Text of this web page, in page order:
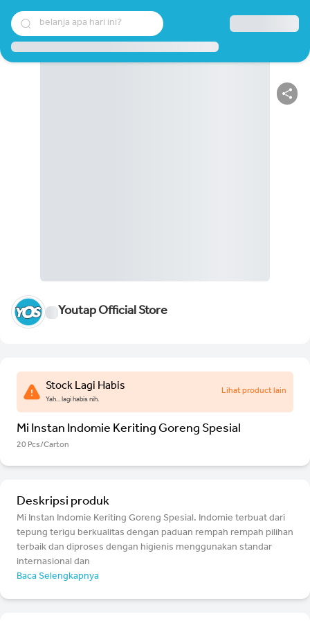
belanja apa hari ini?
Youtap Official Store
Stock Lagi Habis
Yah.. lagi habis nih.
Lihat product lain
Mi Instan Indomie Keriting Goreng Spesial
20 Pcs/Carton
Deskripsi produk
Mi Instan Indomie Keriting Goreng Spesial. Indomie terbuat dari
tepung terigu berkualitas dengan paduan rempah rempah pilihan
terbaik dan diproses dengan higienis menggunakan standar
internasional dan
Baca Selengkapnya